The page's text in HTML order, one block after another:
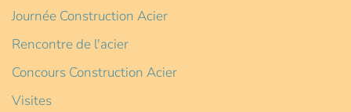
Journée Construction Acier
Rencontre de l'acier
Concours Construction Acier
Visites